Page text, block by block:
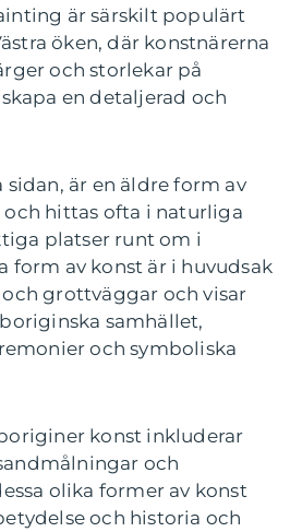
är särskilt populärt
öken, där konstnärerna
och storlekar på
en detaljerad och
sidan, är en äldre form av
hittas ofta i naturliga
platser runt om i
form av konst är i huvudsak
grottväggar och visar
samhället,
och symboliska
konst inkluderar
och
olika former av konst
och historia och